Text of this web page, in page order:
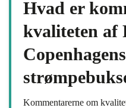
Hvad er
kvaliteten af
Copenhagens
Kommentarerne om